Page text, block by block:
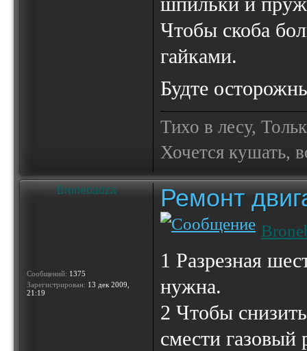
Чтобы скоба
гайками.
Будте
Тихо в лесу,
Хочется кушать,
Bronebadza
Сообщений: 1375
Зарегистрирован: 13 дек 2009,
21:19
Ремонт
1 Разрезная
нужна.
2 Чтобы
смести